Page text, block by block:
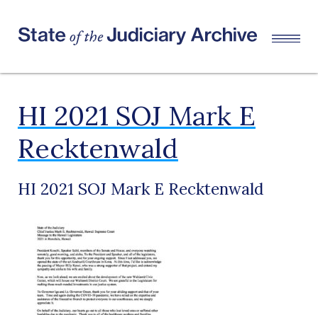
HI 2021 SOJ Mark E
Recktenwald
HI 2021 SOJ Mark E Recktenwald